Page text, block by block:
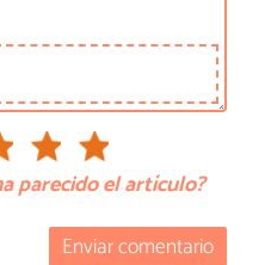
parecido el artículo?
Enviar comentario